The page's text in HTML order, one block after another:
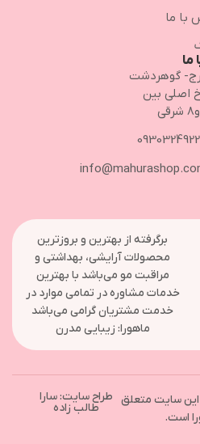
با ما
ما
گوهردشت
اصلی بین
برگرفته از بهترین و بروزترین
محصولات آرایشی، بهداشتی و
مراقبت مو می‌باشد با بهترین
خدمات مشاوره در تمامی موارد در
خدمت مشتریان گرامی می‌باشد
ماهورا: زیبایی مدرن
سایت متعلق
است.
طراح سایت: سارا
طالب زاده